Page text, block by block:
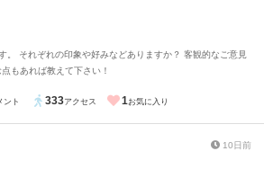
。 それぞれの印象や好みなどありますか？ 客観的なご意見
もあれば教えて下さい！
ント 333アクセス 1 お気に入り
10日前